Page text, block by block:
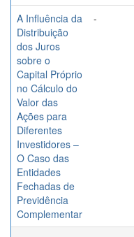
A Influência da
Distribuição
dos Juros
sobre o
Capital Próprio
no Cálculo do
Valor das
Ações para
Diferentes
Investidores –
O Caso das
Entidades
Fechadas de
Previdência
Complementar
-